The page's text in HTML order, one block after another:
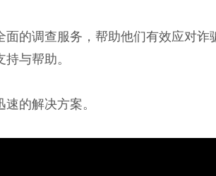
的调查服务，帮助他们有效应对诈
与帮助。
的解决方案。